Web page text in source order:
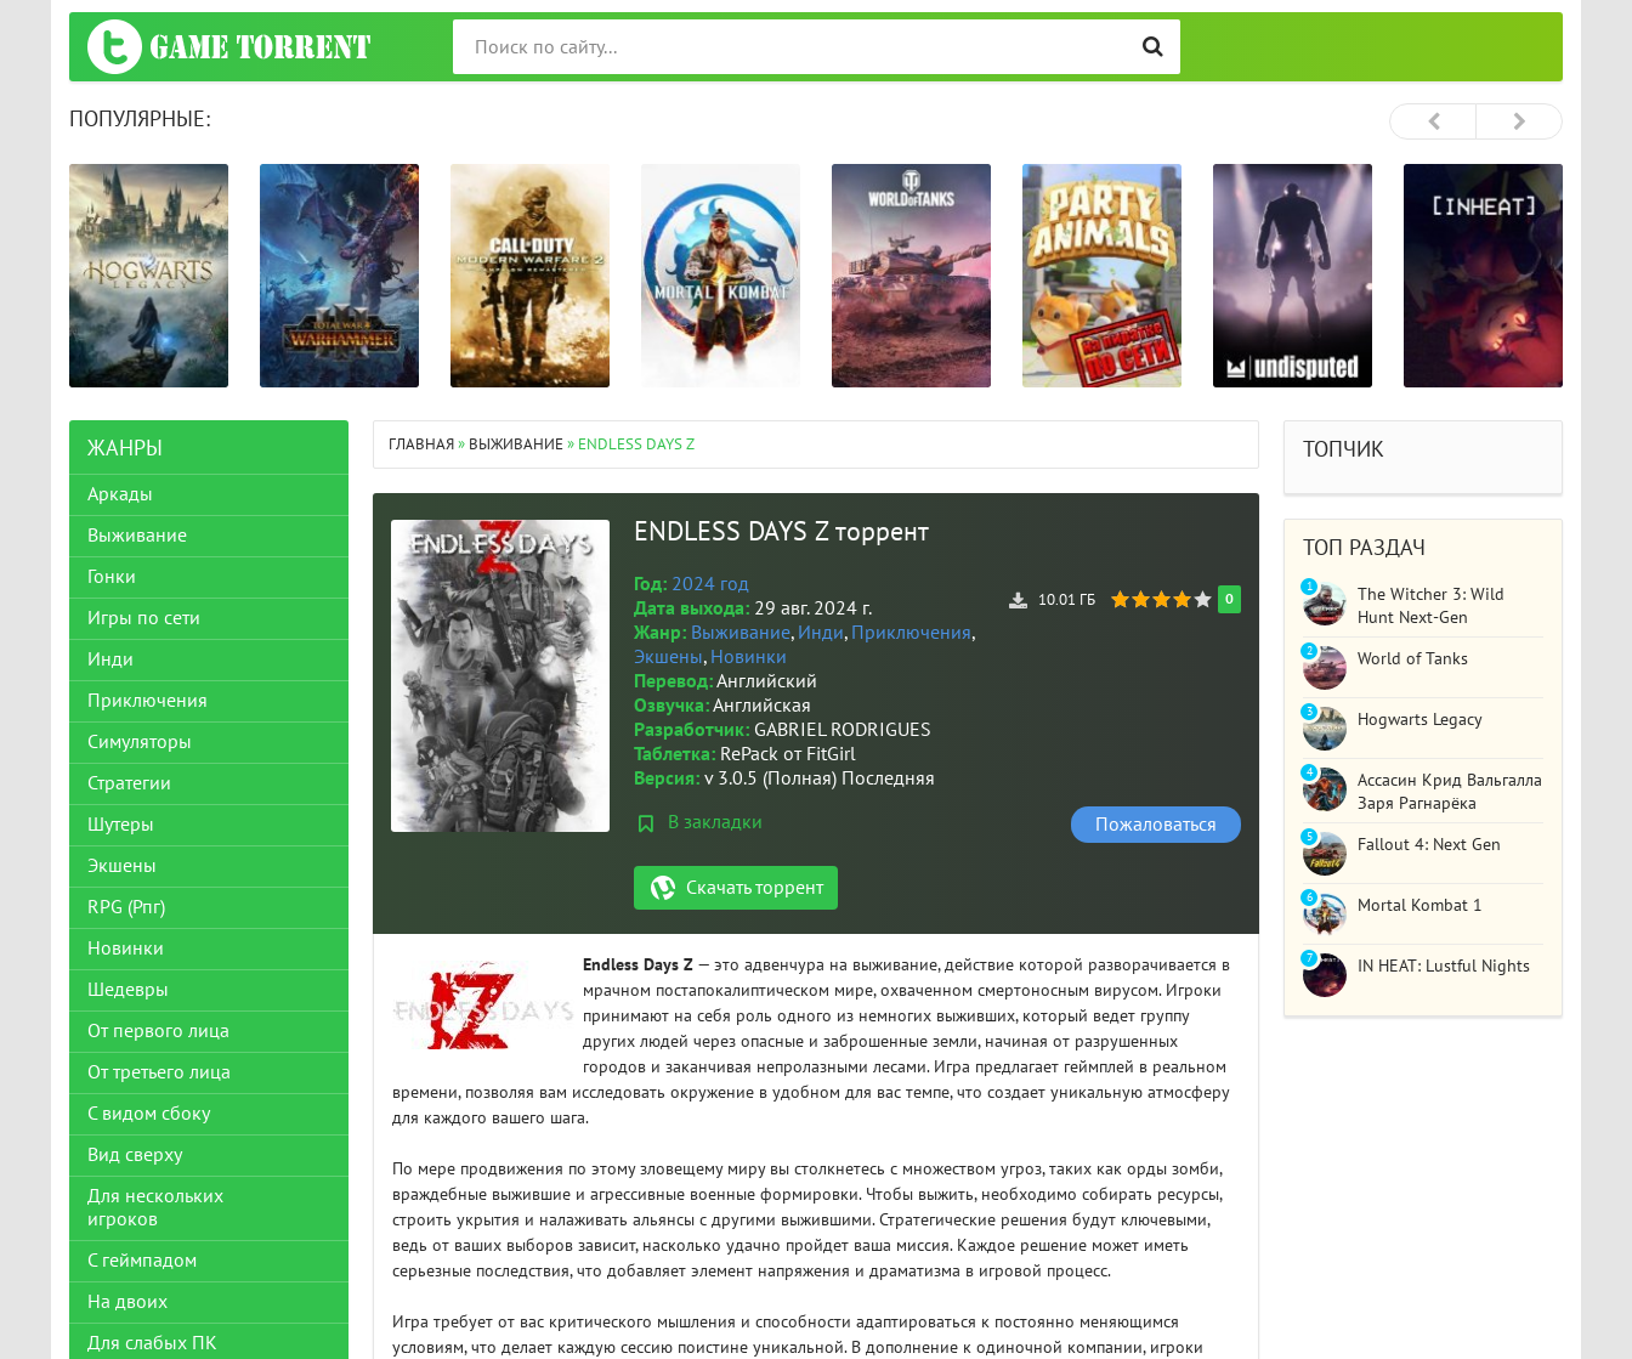
ПОПУЛЯРНЫЕ:
ГЛАВНАЯ» ВЫЖИВАНИЕ» ENDLESS DAYS Z
ENDLESS DAYS Z торрент
0
10.01 ГБ
Год: 2024 год
Дата выхода:29 авг. 2024 г.
Жанр: Выживание, Инди, Приключения,
Экшены, Новинки
Перевод:Английский
Озвучка:Английская
Разработчик:GABRIEL RODRIGUES
Таблетка:RePack от FitGirl
Версия:v 3.0.5 (Полная) Последняя
В закладки
Пожаловаться
Скачать торрент
Endless Days Z— это адвенчура на выживание, действие которой разворачивается в
мрачном постапокалиптическом мире, охваченном смертоносным вирусом. Игроки
принимают на себя роль одного из немногих выживших, который ведет группу
других людей через опасные и заброшенные земли, начиная от разрушенных
городов и заканчивая непролазными лесами. Игра предлагает геймплей в реальном
времени, позволяя вам исследовать окружение в удобном для вас темпе, что создает уникальную атмосферу
для каждого вашего шага.
По мере продвижения по этому зловещему миру вы столкнетесь с множеством угроз, таких как орды зомби,
враждебные выжившие и агрессивные военные формировки. Чтобы выжить, необходимо собирать ресурсы,
строить укрытия и налаживать альянсы с другими выжившими. Стратегические решения будут ключевыми,
ведь от ваших выборов зависит, насколько удачно пройдет ваша миссия. Каждое решение может иметь
серьезные последствия, что добавляет элемент напряжения и драматизма в игровой процесс.
Игра требует от вас критического мышления и способности адаптироваться к постоянно меняющимся
условиям, что делает каждую сессию поистине уникальной. В дополнение к одиночной компании, игроки
ЖАНРЫ
Аркады
Выживание
Гонки
Игры по сети
Инди
Приключения
Симуляторы
Стратегии
Шутеры
Экшены
RPG (Рпг)
Новинки
Шедевры
От первого лица
От третьего лица
С видом сбоку
Вид сверху
Для нескольких
игроков
С геймпадом
На двоих
Для слабых ПК
ТОПЧИК
ТОП РАЗДАЧ
The Witcher 3: Wild
Hunt Next-Gen
1
World of Tanks
2
Hogwarts Legacy
3
Ассасин Крид Вальгалла
Заря Рагнарёка
4
Fallout 4: Next Gen
5
Mortal Kombat 1
6
IN HEAT: Lustful Nights
7